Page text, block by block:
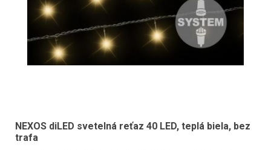
NEXOS diLED svetelná reťaz 40 LED, teplá biela, bez
trafa